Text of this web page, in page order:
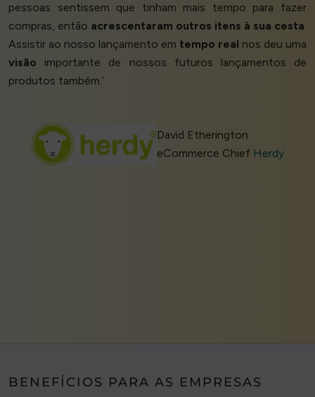
pessoas sentissem que tinham mais tempo para fazer
compras, então acrescentaram outros itens à sua cesta.
Assistir ao nosso lançamento em tempo real nos deu uma
visão importante de nossos futuros lançamentos de
produtos também.’
David Etherington
eCommerce Chief Herdy
BENEFÍCIOS PARA AS EMPRESAS